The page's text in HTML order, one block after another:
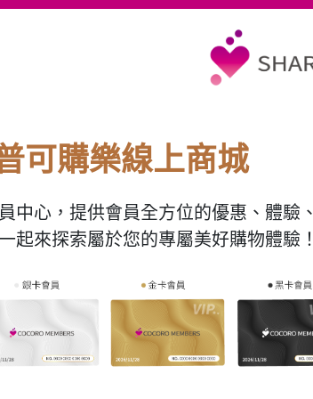
可購樂線上商城
中心，提供會員全方位的優惠、體驗、
起來探索屬於您的專屬美好購物體驗！